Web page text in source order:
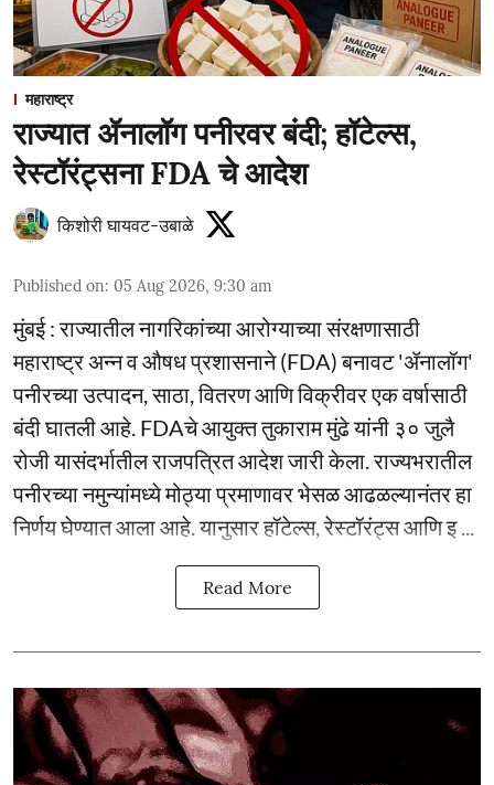
महाराष्ट्र
राज्यात ॲनालॉग पनीरवर बंदी; हॉटेल्स,
रेस्टॉरंट्सना FDA चे आदेश
किशोरी घायवट-उबाळे
Published on: 05 Aug 2026, 9:30 am
मुंबई : राज्यातील नागरिकांच्या आरोग्याच्या संरक्षणासाठी
महाराष्ट्र अन्न व औषध प्रशासनाने (FDA) बनावट 'ॲनालॉग'
पनीरच्या उत्पादन, साठा, वितरण आणि विक्रीवर एक वर्षासाठी
बंदी घातली आहे. FDAचे आयुक्त तुकाराम मुंढे यांनी ३० जुलै
रोजी यासंदर्भातील राजपत्रित आदेश जारी केला. राज्यभरातील
पनीरच्या नमुन्यांमध्ये मोठ्या प्रमाणावर भेसळ आढळल्यानंतर हा
निर्णय घेण्यात आला आहे. यानुसार हॉटेल्स, रेस्टॉरंट्स आणि इ ...
Read More